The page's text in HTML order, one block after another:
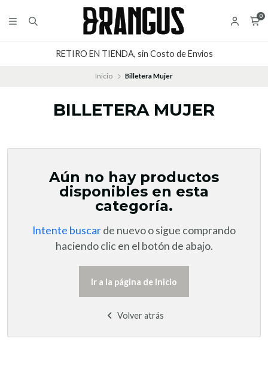
0
RETIRO EN TIENDA, sin Costo de Envios
Inicio Billetera Mujer
BILLETERA MUJER
Aún no hay productos
disponibles en esta
categoría.
Intente buscarde nuevo o sigue comprando
haciendo clic en el botón de abajo.
Ir a la página de Inicio
Volver atrás